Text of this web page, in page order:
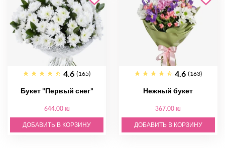
4.6 (165)
Букет "Первый снег"
644.00 ₪
ДОБАВИТЬ В КОРЗИНУ
4.6 (163)
Нежный букет
367.00 ₪
ДОБАВИТЬ В КОРЗИНУ